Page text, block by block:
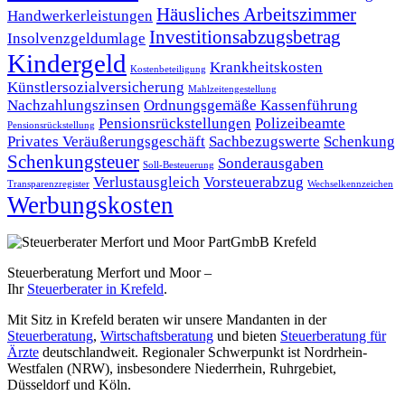
Handwerkerleistungen Häusliches Arbeitszimmer
Insolvenzgeldumlage Investitionsabzugsbetrag
Kindergeld Kostenbeteiligung Krankheitskosten
Künstlersozialversicherung Mahlzeitengestellung
Nachzahlungszinsen Ordnungsgemäße Kassenführung
Pensionsrückstellung Pensionsrückstellungen Polizeibeamte
Privates Veräußerungsgeschäft Sachbezugswerte Schenkung
Schenkungsteuer Soll-Besteuerung Sonderausgaben
Transparenzregister Verlustausgleich Vorsteuerabzug Wechselkennzeichen
Werbungskosten
Steuerberatung Merfort und Moor –
Ihr Steuerberater in Krefeld.
Mit Sitz in Krefeld beraten wir unsere Mandanten in der
Steuerberatung, Wirtschaftsberatung und bieten Steuerberatung für
Ärzte deutschlandweit. Regionaler Schwerpunkt ist Nordrhein-
Westfalen (NRW), insbesondere Niederrhein, Ruhrgebiet,
Düsseldorf und Köln.